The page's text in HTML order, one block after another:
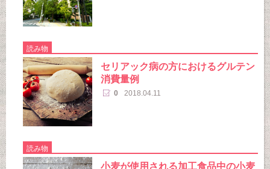
読み物
セリアック病の方におけるグルテン
消費量例
0 2018.04.11
読み物
小麦が使用される加工食品中の小麦